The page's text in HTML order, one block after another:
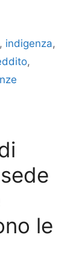
, indigenza,
,
le